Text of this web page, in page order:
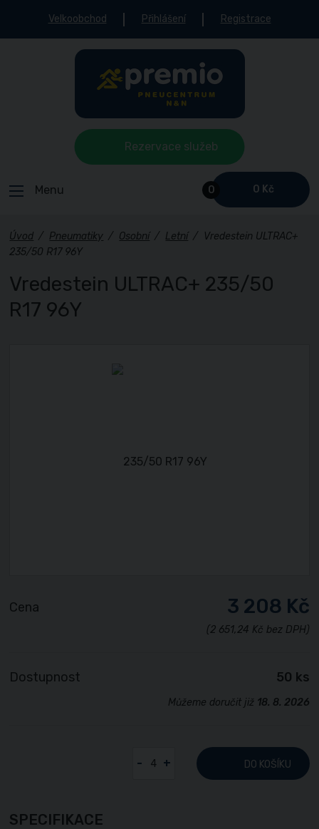
Velkoobchod Přihlášení Registrace
0 0 Kč
Menu
Rezervace služeb
Úvod / Pneumatiky / Osobní / Letní / Vredestein ULTRAC+
235/50 R17 96Y
Vredestein ULTRAC+ 235/50
R17 96Y
Cena 3 208 Kč
(2 651,24 Kč bez DPH)
Dostupnost 50 ks
Můžeme doručit již 18. 8. 2026
- + DO KOŠÍKU
SPECIFIKACE